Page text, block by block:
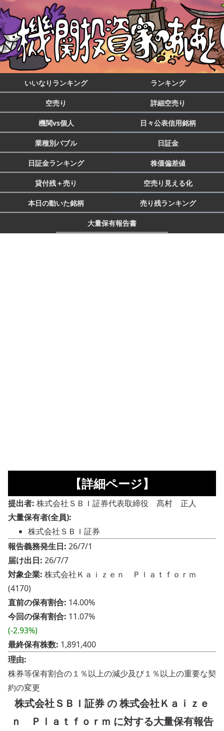
いいなりランキング ランキング
空売り 詳細空売り
機関vs個人 日々公表信用銘柄
業種別バブル 日証金
日証金ランキング 株価偏差値
貸付残＋売り 空売り見える化
本日の動いた銘柄 売り残ランキング
大量保有報告書
【詳細ページ】
提出者: 株式会社ＳＢＩ証券代表取締役 髙村 正人
大量保有者(全員):
株式会社ＳＢＩ証券
報告義務発生日: 26/7/1
届け出日: 26/7/7
対象企業: 株式会社Ｋａｉｚｅｎ Ｐｌａｔｆｏｒｍ
(4170)
直前の保有割合: 14.00%
今回の保有割合: 11.07%
(-2.93%)
最終保有株数: 1,891,400
理由:
株券等保有割合の１％以上の減少及び１％以上の重要な契
約の変更
株式会社ＳＢＩ証券 の 株式会社Ｋａｉｚｅ
ｎ Ｐｌａｔｆｏｒｍ に対する大量保有報告